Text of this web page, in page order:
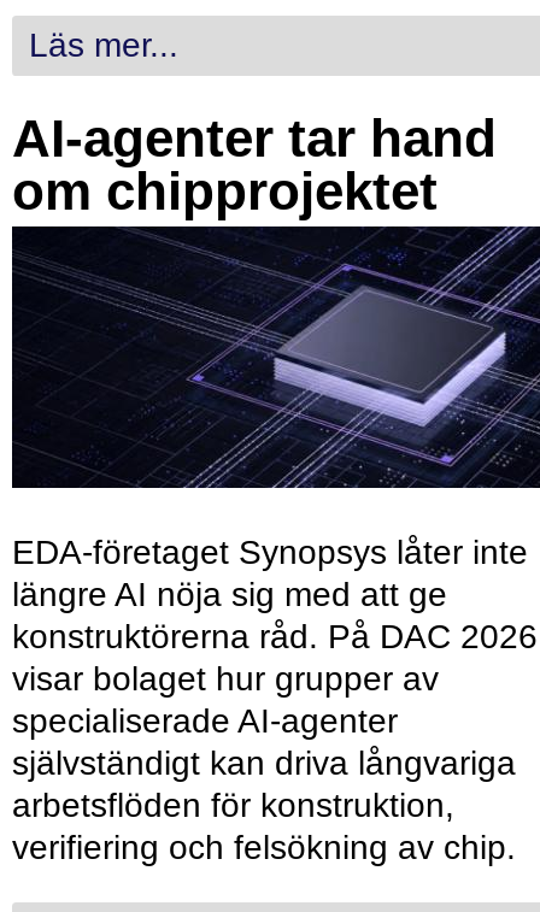
Läs mer...
AI-agenter tar hand
om chipprojektet
EDA-företaget Synopsys låter inte
längre AI nöja sig med att ge
konstruktörerna råd. På DAC 2026
visar bolaget hur grupper av
specialiserade AI-agenter
självständigt kan driva långvariga
arbetsflöden för konstruktion,
verifiering och felsökning av chip.